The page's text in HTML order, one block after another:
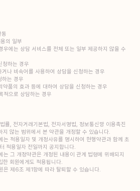
의 일부
에는 상담 서비스를 전체 또는 일부 제공하지 않을 수
청하는 경우
나 비속어를 사용하여 상담을 신청하는 경우
하는 경우
품의 효과 등에 대하여 상담을 신청하는 경우
적으로 상담하는 경우
률, 전자거래기본법, 전자서명법, 정보통신망 이용촉진
지 않는 범위에서 본 약관을 개정할 수 있습니다.
적용일자 및 개정사유를 명시하여 현행약관과 함께 초
적용일자 전일까지 공지합니다.
그 개정약관은 개정된 내용이 관계 법령에 위배되지
한 회원에게도 적용됩니다.
제6조 제1항에 따라 탈퇴할 수 있습니다.